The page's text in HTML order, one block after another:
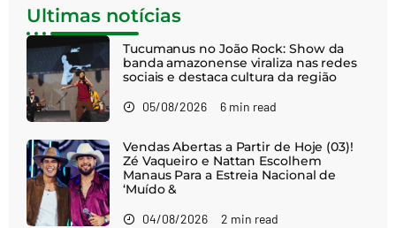
Ultimas notícias
Tucumanus no João Rock: Show da
banda amazonense viraliza nas redes
sociais e destaca cultura da região
05/08/2026 6 min read
Vendas Abertas a Partir de Hoje (03)!
Zé Vaqueiro e Nattan Escolhem
Manaus Para a Estreia Nacional de
‘Muído &
04/08/2026 2 min read